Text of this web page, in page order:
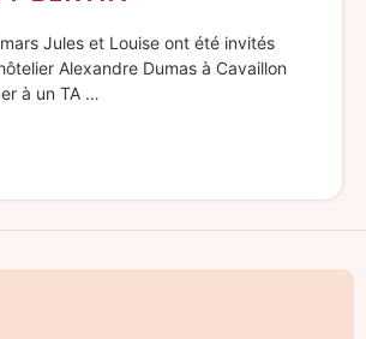
Jules et Louise ont été invités
Alexandre Dumas à Cavaillon
à un TA …